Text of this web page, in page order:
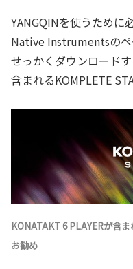
YANGQINを使うために
Native Instrumentsのペ
せっかくダウンロード
含まれるKOMPLETE
KONATAKT 6 PLAYERが含
お勧め